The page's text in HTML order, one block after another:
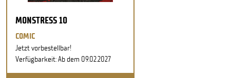
MONSTRESS 10
COMIC
Jetzt vorbestellbar!
Verfügbarkeit: Ab dem 09.02.2027